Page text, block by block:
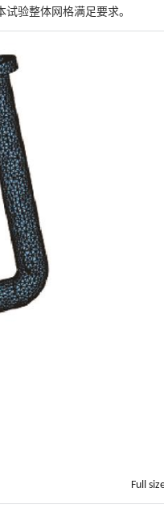
验整体网格满足要求。
Full